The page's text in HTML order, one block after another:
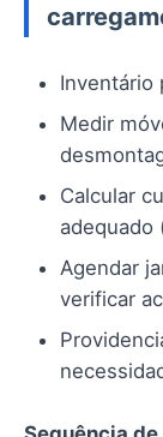
Inventário
Medir
Calcular
adequado
Agendar
verificar